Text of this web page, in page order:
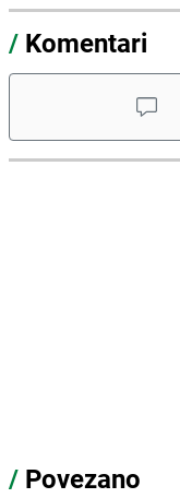
/ Komentari
/ Povezano